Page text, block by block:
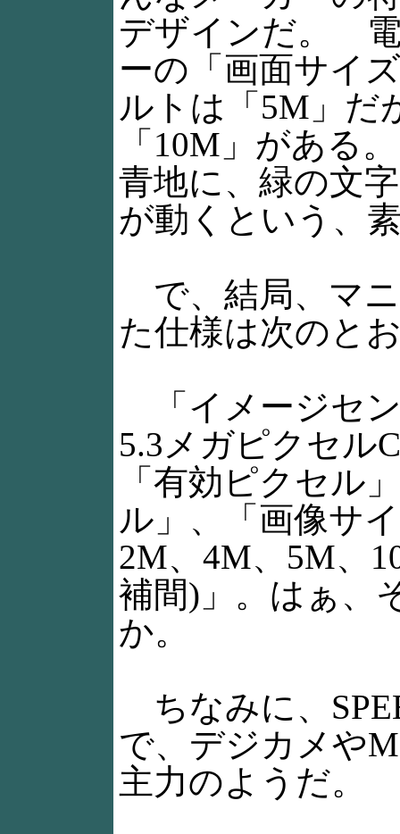
デザインだ。
ーの「画面サイ
ルトは「5M」だ
「10M」がある
青地に、緑の文
が動くという、
で、結局、マ
た仕様は次のと
「イメージセ
5.3メガピクセル
「有効ピクセル
ル」、「画像サ
2M、4M、5M、
補間)」。はぁ、
か。
ちなみに、
で、デジカメや
主力のようだ。